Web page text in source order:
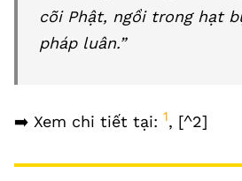
cõi Phật, ngồi trong hạt
pháp luân.”
➡️ Xem chi tiết tại: 1, [^2]